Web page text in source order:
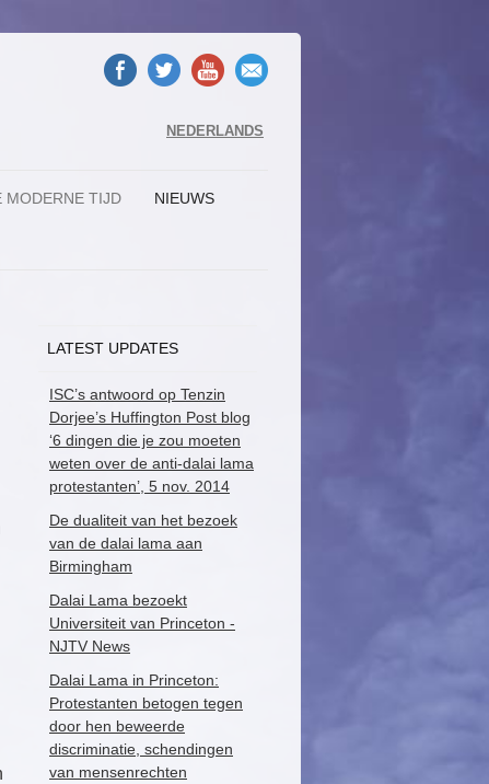
NEDERLANDS
MODERNE TIJD NIEUWS
LATEST UPDATES
ISC’s antwoord op Tenzin
Dorjee’s Huffington Post blog
‘6 dingen die je zou moeten
weten over de anti-dalai lama
protestanten’, 5 nov. 2014
De dualiteit van het bezoek
van de dalai lama aan
Birmingham
Dalai Lama bezoekt
Universiteit van Princeton -
NJTV News
Dalai Lama in Princeton:
Protestanten betogen tegen
door hen beweerde
discriminatie, schendingen
van mensenrechten